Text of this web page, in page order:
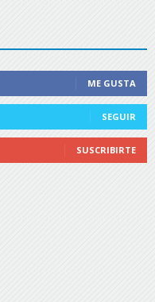
ME GUSTA
SEGUIR
SUSCRIBIRTE